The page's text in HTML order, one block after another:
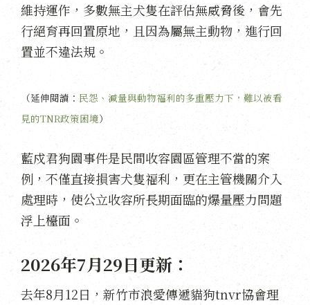
維持運作，多數無主犬隻在評估無威脅後，會先
行絕育再回置原地，且因為屬無主動物，進行回
置並不違法規。
（延伸閱讀： 民怨、減量與動物福利的多重壓力下，難以被看
見的TNR政策困境）
藍戍君狗園事件是民間收容園區管理不當的案
例，不僅直接損害犬隻福利，更在主管機關介入
處理時，使公立收容所長期面臨的爆量壓力問題
浮上檯面。
2026年7月29日更新：
去年8月12日，新竹市浪愛傳遞貓狗tnvr協會理